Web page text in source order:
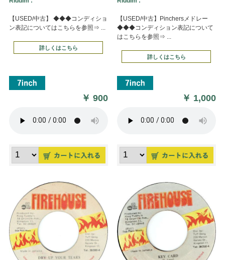
【USED/中古】 ◆◆◆コンディショ
ン表記についてはこちらを参照⇒ ...
詳しくはこちら
￥900
【USED/中古】Pinchersメドレー
◆◆◆コンディション表記について
はこちらを参照⇒ ...
詳しくはこちら
￥ 1,000